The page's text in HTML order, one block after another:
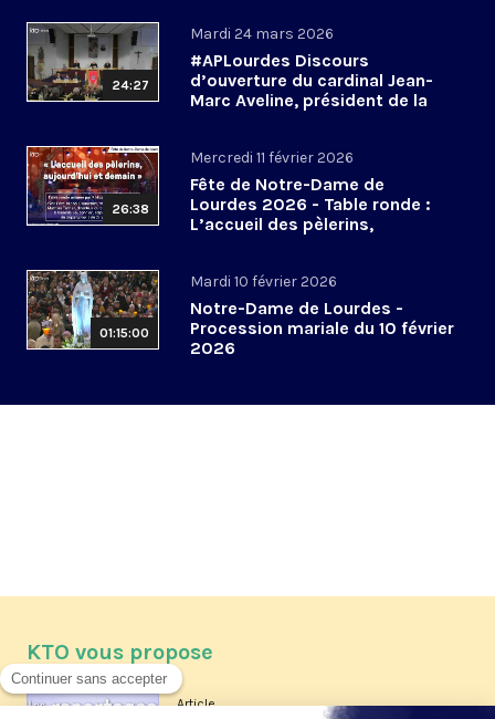
24:27
Mardi 24 mars 2026
#APLourdes Discours
d’ouverture du cardinal Jean-
Marc Aveline, président de la
26:38
Mercredi 11 février 2026
Fête de Notre-Dame de
Lourdes 2026 - Table ronde :
L’accueil des pèlerins,
01:15:00
Mardi 10 février 2026
Notre-Dame de Lourdes -
Procession mariale du 10 février
2026
KTO vous propose
Article